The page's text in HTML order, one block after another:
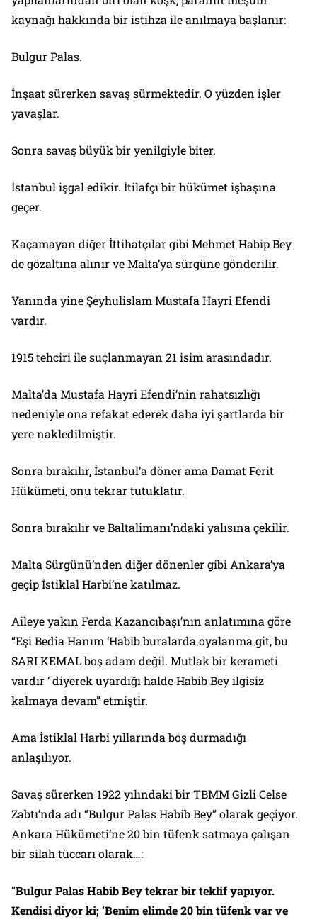
kaynağı hakkında bir istihza ile anılmaya başlanır:
Bulgur Palas.
İnşaat sürerken savaş sürmektedir. O yüzden işler
yavaşlar.
Sonra savaş büyük bir yenilgiyle biter.
İstanbul işgal edikir. İtilafçı bir hükümet işbaşına
geçer.
Kaçamayan diğer İttihatçılar gibi Mehmet Habip Bey
de gözaltına alınır ve Malta’ya sürgüne gönderilir.
Yanında yine Şeyhulislam Mustafa Hayri Efendi
vardır.
1915 tehciri ile suçlanmayan 21 isim arasındadır.
Malta’da Mustafa Hayri Efendi’nin rahatsızlığı
nedeniyle ona refakat ederek daha iyi şartlarda bir
yere nakledilmiştir.
Sonra bırakılır, İstanbul’a döner ama Damat Ferit
Hükümeti, onu tekrar tutuklatır.
Sonra bırakılır ve Baltalimanı’ndaki yalısına çekilir.
Malta Sürgünü’nden diğer dönenler gibi Ankara’ya
geçip İstiklal Harbi’ne katılmaz.
Aileye yakın Ferda Kazancıbaşı’nın anlatımına göre
“Eşi Bedia Hanım ‘Habib buralarda oyalanma git, bu
SARI KEMAL boş adam değil. Mutlak bir kerameti
vardır ‘ diyerek uyardığı halde Habib Bey ilgisiz
kalmaya devam” etmiştir.
Ama İstiklal Harbi yıllarında boş durmadığı
anlaşılıyor.
Savaş sürerken 1922 yılındaki bir TBMM Gizli Celse
Zabtı’nda adı “Bulgur Palas Habib Bey” olarak geçiyor.
Ankara Hükümeti’ne 20 bin tüfenk satmaya çalışan
bir silah tüccarı olarak…:
“Bulgur Palas Habib Bey tekrar bir teklif yapıyor.
Kendisi diyor ki; ‘Benim elimde 20 bin tüfenk var ve